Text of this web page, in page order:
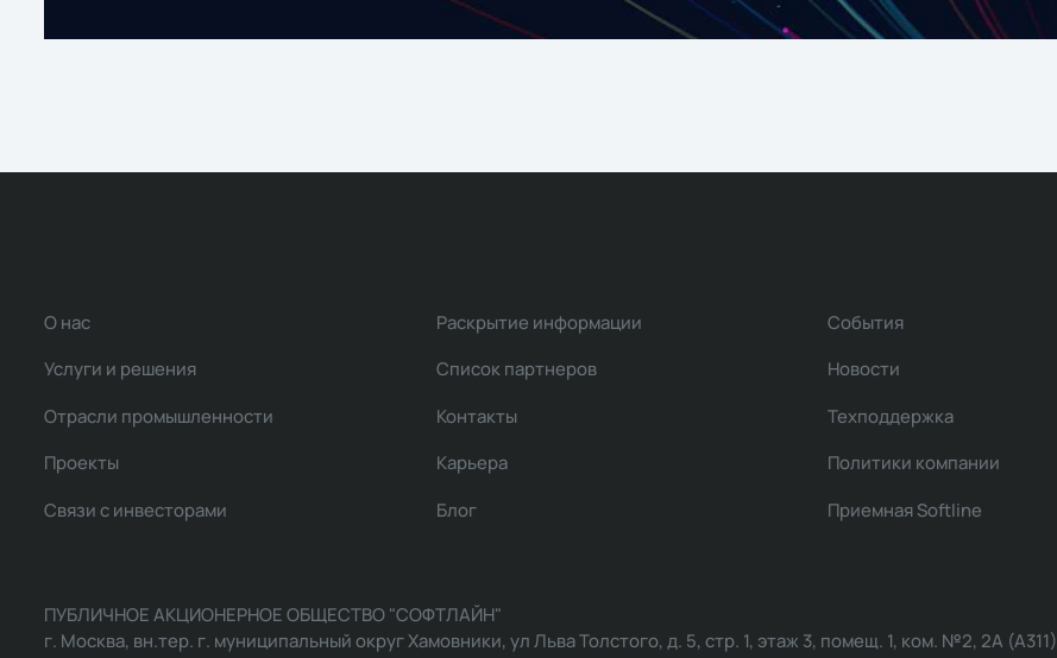
О нас
Услуги и решения
Отрасли промышленности
Проекты
Связи с инвесторами
Раскрытие информации
Список партнеров
Контакты
Карьера
Блог
События
Новости
Техподдержка
Политики компании
Приемная Softline
ПУБЛИЧНОЕ АКЦИОНЕРНОЕ ОБЩЕСТВО "СОФТЛАЙН"
г. Москва, вн.тер. г. муниципальный округ Хамовники, ул Льва Толстого, д. 5, стр. 1, этаж 3, помещ. 1, ком. №2, 2А (А311)